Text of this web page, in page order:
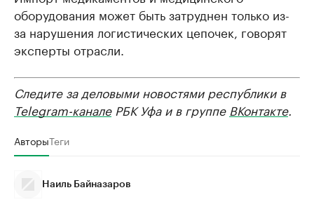
оборудования может быть затруднен только из-
за нарушения логистических цепочек, говорят
эксперты отрасли.
Следите за деловыми новостями республики в
Telegram-каналеРБК Уфа и в группе ВКонтакте.
АвторыТеги
Наиль Байназаров